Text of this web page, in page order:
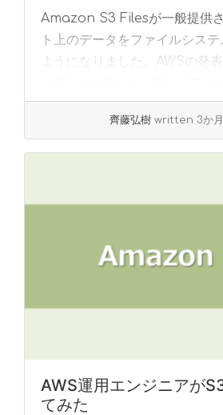
Amazon S3 Filesが一般提供
ト上のデータをファイルシス
ようになりました。AWSの発
ターフェースを提供し、E... »
齊藤弘樹 written 3か
AWS運用エンジニアが
てみた